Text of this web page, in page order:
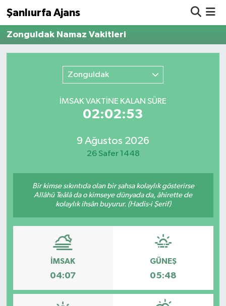
Şanlıurfa Ajans
Zonguldak Namaz Vakitleri
Zonguldak
İMSAK VAKTİNE KALAN SÜRE
02:02:53
9 Ağustos 2026
26 Safer 1448
Bir kimse sıkıntıda olan bir şahsa kolaylık gösterirse
Allâhü Teâlâ da o kimseye dünyada da, âhirette de
kolaylık ihsân buyurur. (Hadis-i Şerif)
İMSAK
04:07
GÜNEŞ
05:48
Nöbetçi Eczaneler
Trafik Durumu
Süper Lig Puan Durumu ve Fikstür
Son Dakika Haberleri
Haber Arşivi